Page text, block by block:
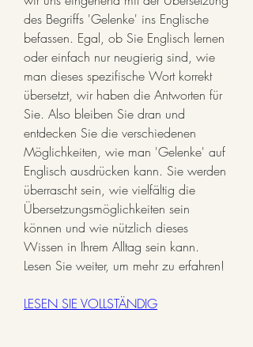
des Begriffs 'Gelenke' ins Englische
befassen. Egal, ob Sie Englisch lernen
oder einfach nur neugierig sind, wie
man dieses spezifische Wort korrekt
übersetzt, wir haben die Antworten für
Sie. Also bleiben Sie dran und
entdecken Sie die verschiedenen
Möglichkeiten, wie man 'Gelenke' auf
Englisch ausdrücken kann. Sie werden
überrascht sein, wie vielfältig die
Übersetzungsmöglichkeiten sein
können und wie nützlich dieses
Wissen in Ihrem Alltag sein kann.
Lesen Sie weiter, um mehr zu erfahren!
LESEN SIE VOLLSTÄNDIG